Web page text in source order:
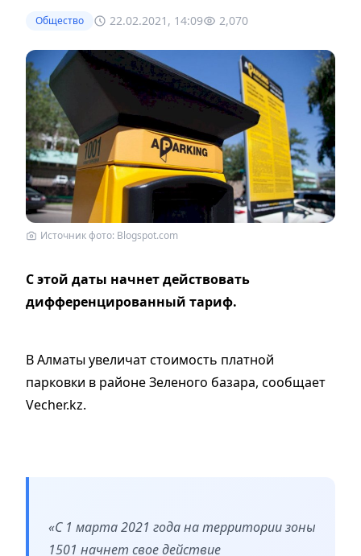
Общество 22.02.2021, 14:09 2,070
Источник фото: Blogspot.com
С этой даты начнет действовать
дифференцированный тариф.
В Алматы увеличат стоимость платной
парковки в районе Зеленого базара, сообщает
Vecher.kz.
«С 1 марта 2021 года на территории зоны
1501 начнет свое действие